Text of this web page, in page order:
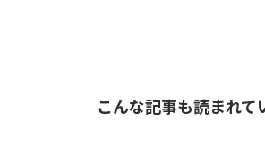
こんな記事も読まれて